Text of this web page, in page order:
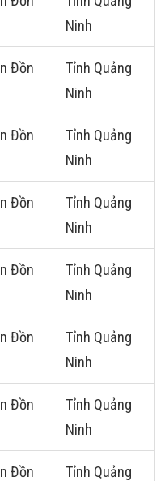
Ninh
Đồn
Tỉnh Quảng
Ninh
Đồn
Tỉnh Quảng
Ninh
Đồn
Tỉnh Quảng
Ninh
Đồn
Tỉnh Quảng
Ninh
Đồn
Tỉnh Quảng
Ninh
Đồn
Tỉnh Quảng
Ninh
Đồn
Tỉnh Quảng